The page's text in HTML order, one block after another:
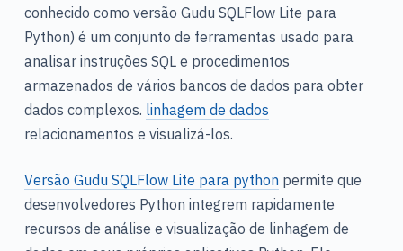
n
conhecido como versão Gudu SQLFlow Lite para
Python) é um conjunto de ferramentas usado para
analisar instruções SQL e procedimentos
armazenados de vários bancos de dados para obter
dados complexos. linhagem de dados
relacionamentos e visualizá-los.
Versão Gudu SQLFlow Lite para python permite que
desenvolvedores Python integrem rapidamente
recursos de análise e visualização de linhagem de